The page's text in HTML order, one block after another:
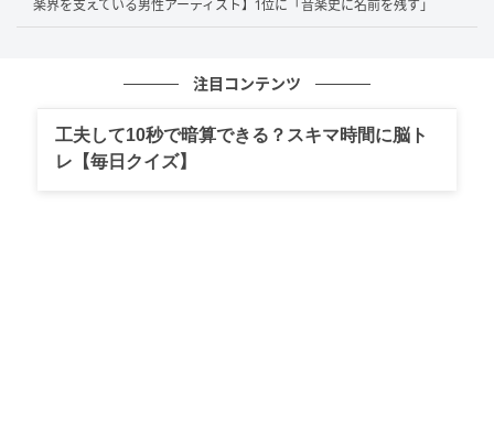
まるで二次元のキャラクターがそのまま三次元に現れたかのよ
な漫画原作のキャラクターも完璧に実写化してしまう唯一無二
の存在で大好きだからです。（44歳/女性）
楽界を支えている男性アーティスト】1位に「音楽史に名前を残す」
注目コンテンツ
工夫して10秒で暗算できる？スキマ時間に脳ト
レ【毎日クイズ】